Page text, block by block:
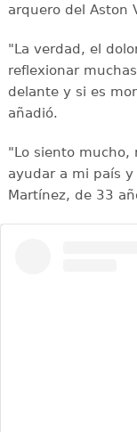
arquero del Aston
"La verdad, el
reflexionar
delante y si es
añadió.
"Lo siento mucho,
ayudar a mi país
Martínez, de 33